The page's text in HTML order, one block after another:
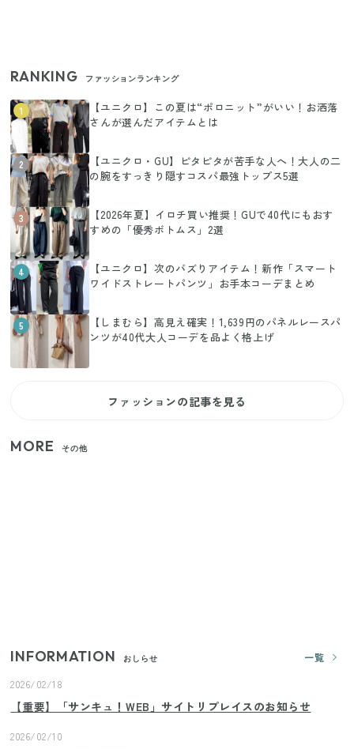
RANKING ファッションランキング
1
【ユニクロ】この夏は“ポロニット”がいい！お洒落
さんが選んだアイテムとは
2
【ユニクロ・GU】ピタピタが苦手な人へ！大人の二
の腕をすっきり隠すコスパ最強トップス5選
3
【2026年夏】イロチ買い推奨！GUで40代にもおす
すめの「優秀ボトムス」2選
4
【ユニクロ】次のバズりアイテム！新作「スマート
ワイドストレートパンツ」お手本コーデまとめ
5
【しまむら】高見え確実！1,639円のパネルレースパ
ンツが40代大人コーデを品よく格上げ
ファッションの記事を見る
MORE その他
INFORMATION おしらせ
一覧
2026/02/18
【重要】「サンキュ！WEB」サイトリプレイスのお知らせ
2026/02/10